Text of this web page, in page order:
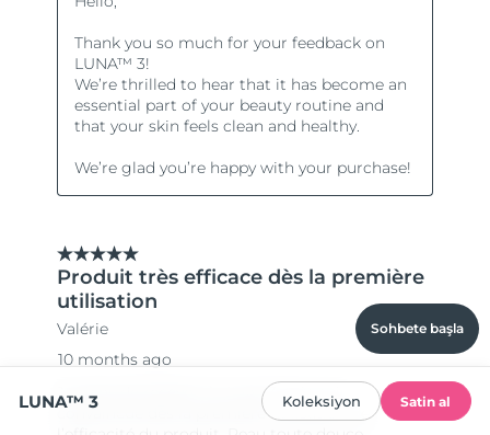
Sohbete başla
LUNA™ 3 Koleksiyon Satin al